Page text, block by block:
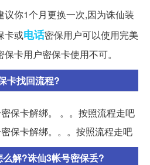
议你1个月更换一次,因为诛仙装
卡或电话密保用户可以使用完美
卡用户密保卡使用不可。
卡找回流程?
保卡解绑。 。。按照流程走吧
保卡解绑。。。按照流程走吧
解?诛仙3帐号密保丢?